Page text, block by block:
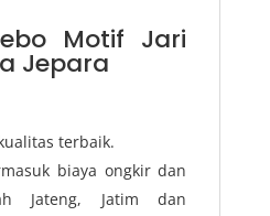
Motif Jari
Jepara
terbaik.
biaya ongkir dan
Jateng, Jatim dan